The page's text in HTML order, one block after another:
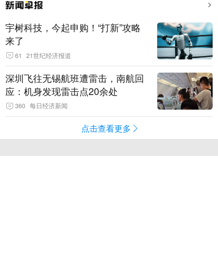
宇树科技，今起申购！“打新”攻略
来了
61 21世纪经济报道
深圳飞往无锡航班遭雷击，南航回
应：机身发现雷击点20余处
360 每日经济新闻
点击查看更多